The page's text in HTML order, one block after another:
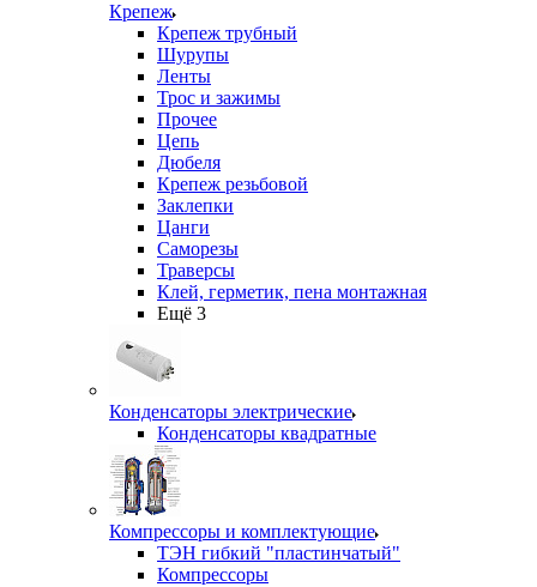
Крепеж
Крепеж трубный
Шурупы
Ленты
Трос и зажимы
Прочее
Цепь
Дюбеля
Крепеж резьбовой
Заклепки
Цанги
Саморезы
Траверсы
Клей, герметик, пена монтажная
Ещё 3
Конденсаторы электрические
Конденсаторы квадратные
Компрессоры и комплектующие
ТЭН гибкий "пластинчатый"
Компрессоры